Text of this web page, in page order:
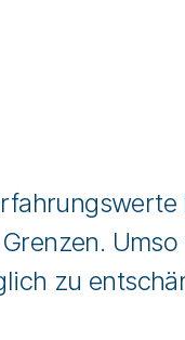
zu